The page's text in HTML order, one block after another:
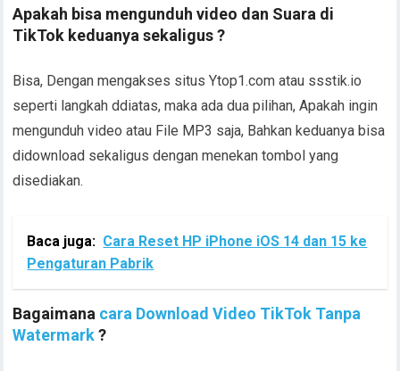
Apakah bisa mengunduh video dan Suara di
TikTok keduanya sekaligus ?
Bisa, Dengan mengakses situs Ytop1.com atau ssstik.io
seperti langkah ddiatas, maka ada dua pilihan, Apakah ingin
mengunduh video atau File MP3 saja, Bahkan keduanya bisa
didownload sekaligus dengan menekan tombol yang
disediakan.
Baca juga: Cara Reset HP iPhone iOS 14 dan 15 ke
Pengaturan Pabrik
Bagaimana cara Download Video TikTok Tanpa
Watermark?